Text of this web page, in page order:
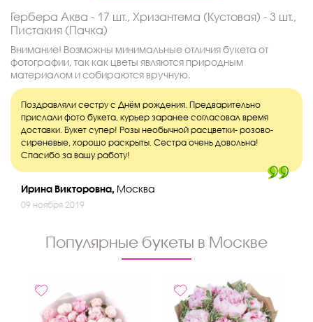
Гербера Аква - 17 шт., Хризантема (Кустовая) - 3 шт.,
Пистакия (Пачка)
Внимание! Возможны минимальные отличия букета от
фотографии, так как цветы являются природным
материалом и собираются вручную.
Поздравляли сестру с Днём рождения. Предварительно
прислали фото букета, курьер заранее согласовал время
доставки. Букет супер! Розы необычной расцветки- розово-
сиреневые, хорошо раскрыты. Сестра очень довольна!
Спасибо за вашу работу!
Ирина Викторовна, Москва
09 ноября 2019
Популярные букеты в Москве